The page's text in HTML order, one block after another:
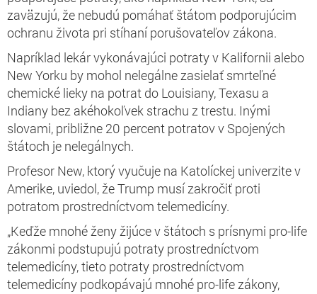
zaväzujú, že nebudú pomáhať štátom podporujúcim
ochranu života pri stíhaní porušovateľov zákona.
Napríklad lekár vykonávajúci potraty v Kalifornii alebo
New Yorku by mohol nelegálne zasielať smrteľné
chemické lieky na potrat do Louisiany, Texasu a
Indiany bez akéhokoľvek strachu z trestu. Inými
slovami, približne 20 percent potratov v Spojených
štátoch je nelegálnych.
Profesor New, ktorý vyučuje na Katolíckej univerzite v
Amerike, uviedol, že Trump musí zakročiť proti
potratom prostredníctvom telemedicíny.
„Keďže mnohé ženy žijúce v štátoch s prísnymi pro-life
zákonmi podstupujú potraty prostredníctvom
telemedicíny, tieto potraty prostredníctvom
telemedicíny podkopávajú mnohé pro-life zákony,